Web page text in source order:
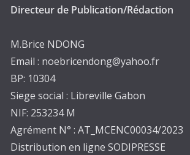
Directeur de Publication/Rédaction
M.Brice NDONG
Email : noebricendong@yahoo.fr
BP: 10304
Siege social : Libreville Gabon
NIF: 253234 M
Agrément N° : AT_MCENC00034/2023
Distribution en ligne SODIPRESSE